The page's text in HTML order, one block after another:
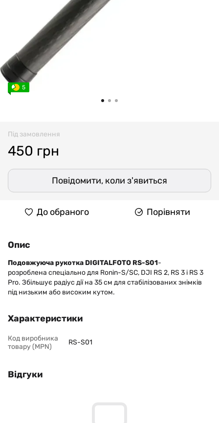
5
Під замовлення
450 грн
Повідомити, коли з'явиться
До обраного Порівняти
Опис
Подовжуюча рукотка DIGITALFOTO RS-S01-
розроблена спеціально для Ronin-S/SC, DJI RS 2, RS 3 і RS 3
Pro. Збільшує радіус дії на 35 см для стабілізованих знімків
під низьким або високим кутом.
Характеристики
Код виробника
товару (MPN)
RS-S01
Відгуки